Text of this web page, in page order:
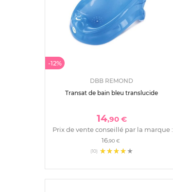
-12%
DBB REMOND
Transat de bain bleu translucide
14,90 €
Prix de vente conseillé par la marque :
16,90 €
(10)